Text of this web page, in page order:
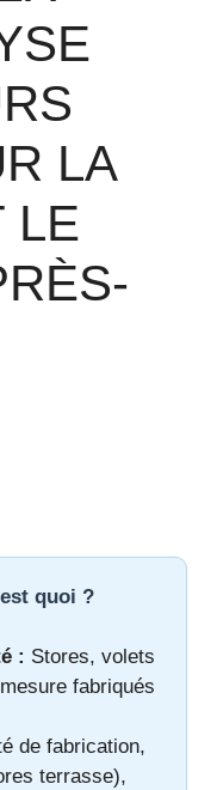
LA
LE
quoi ?
: Stores, volets
fabriqués
de fabrication,
terrasse),